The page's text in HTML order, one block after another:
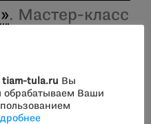
. Мастер-класс
tiam-tula.ru Вы
обрабатываем Ваши